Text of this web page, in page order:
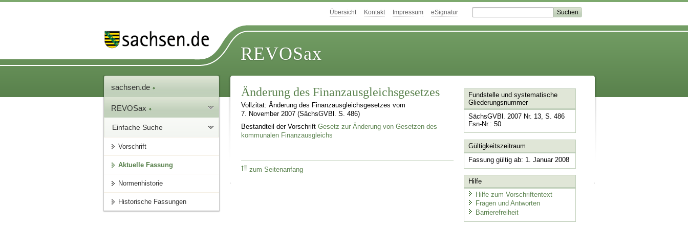
Übersicht Kontakt Impressum eSignatur
REVOSax
sachsen.de
REVOSax
Einfache Suche
Vorschrift
Aktuelle Fassung
Normenhistorie
Historische Fassungen
Änderung des Finanzausgleichsgesetzes
Vollzitat: Änderung des Finanzausgleichsgesetzes vom
7. November 2007 (SächsGVBl. S. 486)
Bestandteil der VorschriftGesetz zur Änderung von Gesetzen des
kommunalen Finanzausgleichs
zum Seitenanfang
Fundstelle und systematische
Gliederungsnummer
SächsGVBl. 2007 Nr. 13, S. 486
Fsn-Nr.: 50
Gültigkeitszeitraum
Fassung gültig ab: 1. Januar 2008
Hilfe
Hilfe zum Vorschriftentext
Fragen und Antworten
Barrierefreiheit